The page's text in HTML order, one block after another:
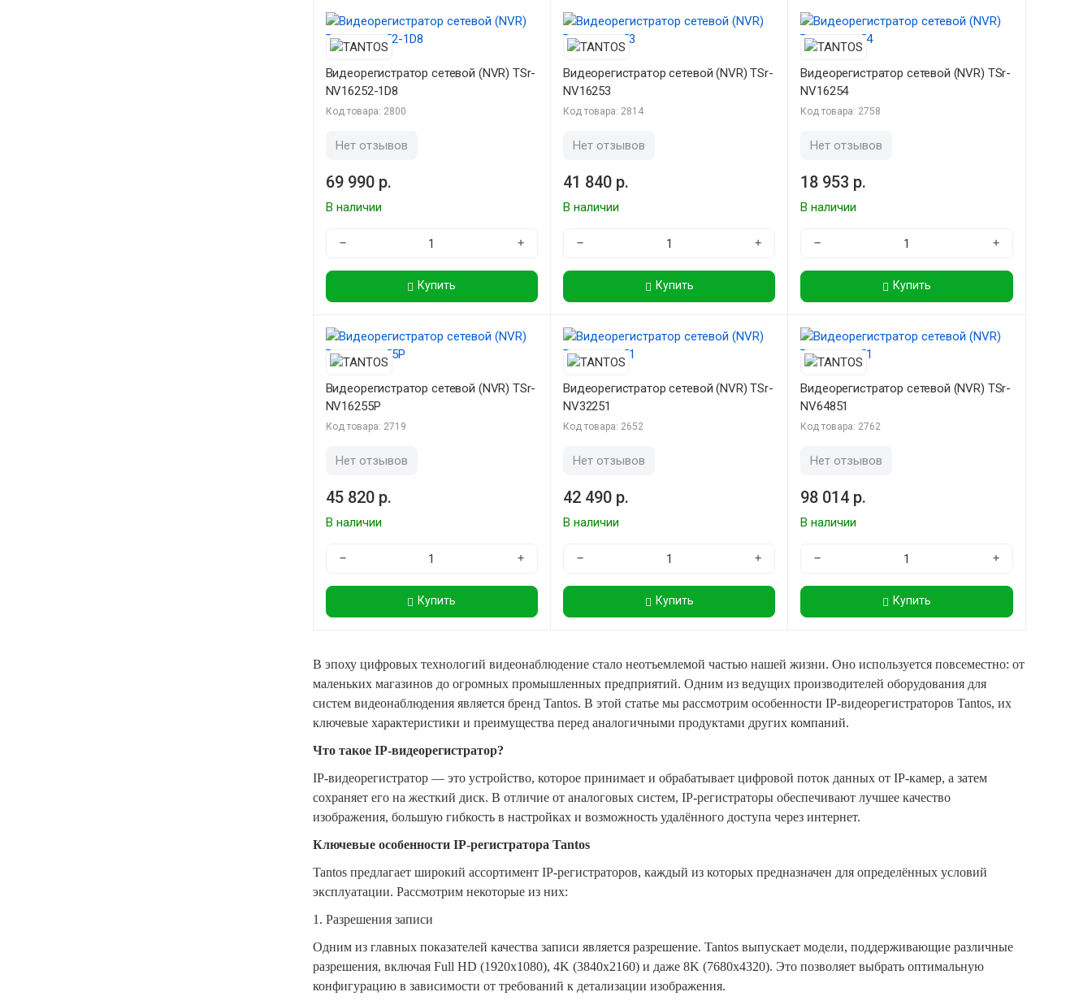
Видеорегистратор сетевой (NVR) TSr-
NV16252-1D8
Код товара: 2800
Нет отзывов
69 990 р.
В наличии
− +
Купить
Видеорегистратор сетевой (NVR) TSr-
NV16253
Код товара: 2814
Нет отзывов
41 840 р.
В наличии
− +
Купить
Видеорегистратор сетевой (NVR) TSr-
NV16254
Код товара: 2758
Нет отзывов
18 953 р.
В наличии
− +
Купить
Видеорегистратор сетевой (NVR) TSr-
NV16255P
Код товара: 2719
Нет отзывов
45 820 р.
В наличии
− +
Купить
Видеорегистратор сетевой (NVR) TSr-
NV32251
Код товара: 2652
Нет отзывов
42 490 р.
В наличии
− +
Купить
Видеорегистратор сетевой (NVR) TSr-
NV64851
Код товара: 2762
Нет отзывов
98 014 р.
В наличии
− +
Купить
В эпоху цифровых технологий видеонаблюдение стало неотъемлемой частью нашей жизни. Оно используется повсеместно: от
маленьких магазинов до огромных промышленных предприятий. Одним из ведущих производителей оборудования для
систем видеонаблюдения является бренд Tantos. В этой статье мы рассмотрим особенности IP-видеорегистраторов Tantos, их
ключевые характеристики и преимущества перед аналогичными продуктами других компаний.
Что такое IP-видеорегистратор?
IP-видеорегистратор — это устройство, которое принимает и обрабатывает цифровой поток данных от IP-камер, а затем
сохраняет его на жесткий диск. В отличие от аналоговых систем, IP-регистраторы обеспечивают лучшее качество
изображения, большую гибкость в настройках и возможность удалённого доступа через интернет.
Ключевые особенности IP-регистратора Tantos
Tantos предлагает широкий ассортимент IP-регистраторов, каждый из которых предназначен для определённых условий
эксплуатации. Рассмотрим некоторые из них:
1. Разрешения записи
Одним из главных показателей качества записи является разрешение. Tantos выпускает модели, поддерживающие различные
разрешения, включая Full HD (1920x1080), 4K (3840x2160) и даже 8K (7680x4320). Это позволяет выбрать оптимальную
конфигурацию в зависимости от требований к детализации изображения.